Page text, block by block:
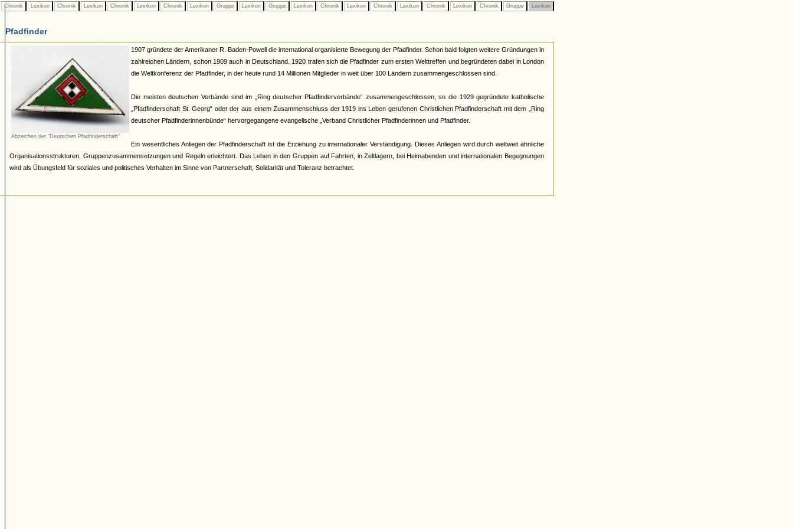
Chronik Lexikon Chronik Lexikon Chronik Lexikon Chronik Lexikon Gruppe Lexikon Gruppe Lexikon Chronik Lexikon Chronik Lexikon Chronik Lexikon Chronik Gruppe Lexikon
Pfadfinder
Abzeichen der "Deutschen Pfadfinderschaft"
1907 gründete der Amerikaner R. Baden-Powell die international organisierte Bewegung der Pfadfinder. Schon bald folgten weitere Gründungen in
zahlreichen Ländern, schon 1909 auch in Deutschland. 1920 trafen sich die Pfadfinder zum ersten Welttreffen und begründeten dabei in London
die Weltkonferenz der Pfadfinder, in der heute rund 14 Millionen Mitglieder in weit über 100 Ländern zusammengeschlossen sind.
Die meisten deutschen Verbände sind im „Ring deutscher Pfadfinderverbände“ zusammengeschlossen, so die 1929 gegründete katholische
„Pfadfinderschaft St. Georg“ oder der aus einem Zusammenschluss der 1919 ins Leben gerufenen Christlichen Pfadfinderschaft mit dem „Ring
deutscher Pfadfinderinnenbünde“ hervorgegangene evangelische „Verband Christlicher Pfadfinderinnen und Pfadfinder.
Ein wesentliches Anliegen der Pfadfinderschaft ist die Erziehung zu internationaler Verständigung. Dieses Anliegen wird durch weltweit ähnliche
Organisationsstrukturen, Gruppenzusammensetzungen und Regeln erleichtert. Das Leben in den Gruppen auf Fahrten, in Zeltlagern, bei Heimabenden und internationalen Begegnungen
wird als Übungsfeld für soziales und politisches Verhalten im Sinne von Partnerschaft, Solidarität und Toleranz betrachtet.